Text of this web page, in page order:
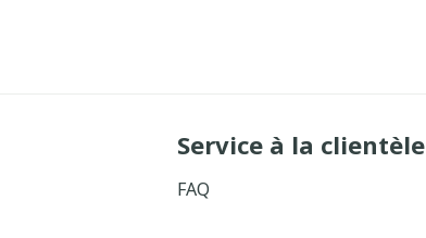
Service à la clientèle
FAQ